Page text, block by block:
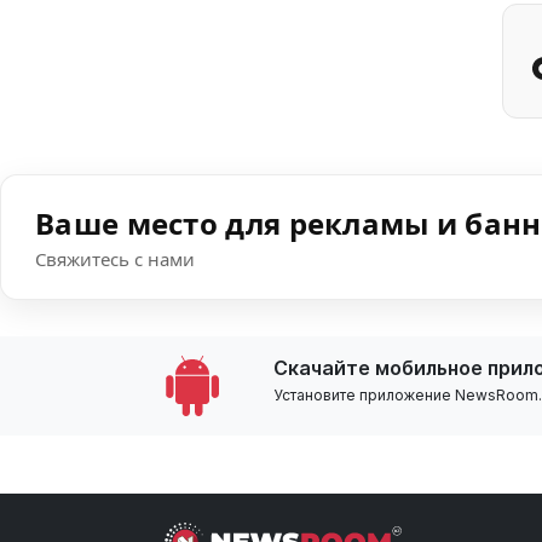
Ваше место для рекламы и
Свяжитесь с нами
Скачайте мобильное
Установите приложение